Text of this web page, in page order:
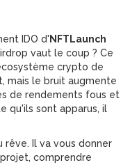
IDO d'NFTLaunch
vaut le coup ? Ce
crypto de
mais le bruit augmente
de rendements fous et
qu'ils sont apparus, il
rêve. Il va vous donner
comprendre